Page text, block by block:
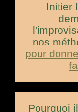
Initier
nos
pour
Pourquoi